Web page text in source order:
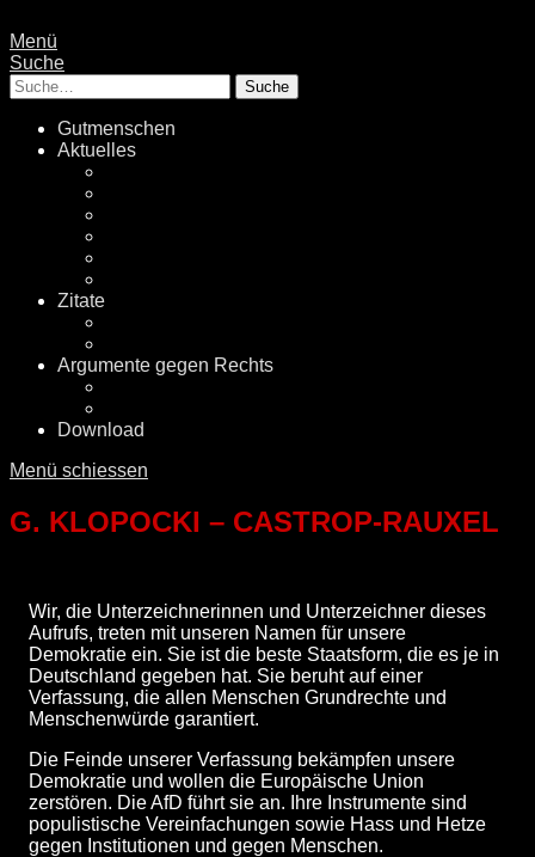
Menü
Suche
Suche
Gutmenschen
Aktuelles
Zitate
Argumente gegen Rechts
Download
Menü schiessen
G. KLOPOCKI – CASTROP-RAUXEL
Wir, die Unterzeichnerinnen und Unterzeichner dieses
Aufrufs, treten mit unseren Namen für unsere
Demokratie ein. Sie ist die beste Staatsform, die es je in
Deutschland gegeben hat. Sie beruht auf einer
Verfassung, die allen Menschen Grundrechte und
Menschenwürde garantiert.
Die Feinde unserer Verfassung bekämpfen unsere
Demokratie und wollen die Europäische Union
zerstören. Die AfD führt sie an. Ihre Instrumente sind
populistische Vereinfachungen sowie Hass und Hetze
gegen Institutionen und gegen Menschen.